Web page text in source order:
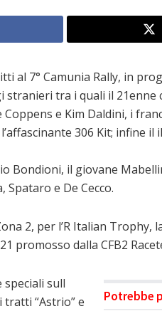
al 7° Camunia Rally, in
stranieri tra i quali il 21enne
e Kim Daldini, i
306 Kit; infine il
Bondioni, il giovane
Spataro e De Cecco.
2, per l’R Italian Trophy,
promosso dalla CFB2
Potrebbe
sull
tratti “Astrio” e